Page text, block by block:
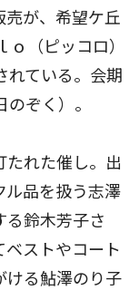
売が、希望ケ丘
（ピッコロ）
れている。会期
ぞく）。
れた催し。出
ル品を扱う志澤
る鈴木芳子さ
ストやコート
ける鮎澤のり子